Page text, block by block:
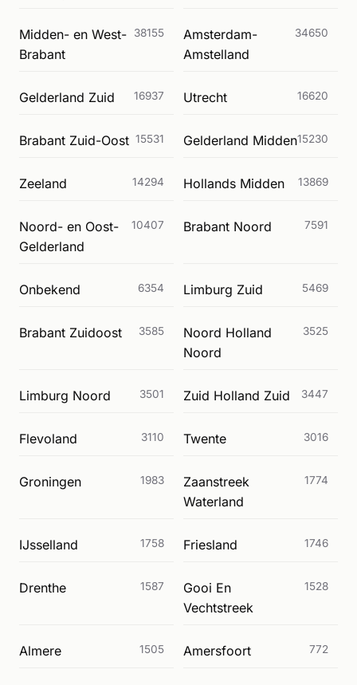
Midden- en West-
Brabant
38155
Amsterdam-
Amstelland
34650
Gelderland Zuid 16937 Utrecht 16620
Brabant Zuid-Oost 15531 Gelderland Midden15230
Zeeland 14294 Hollands Midden 13869
Noord- en Oost-
Gelderland
10407 Brabant Noord 7591
Onbekend 6354 Limburg Zuid 5469
Brabant Zuidoost 3585
Noord Holland
Noord
3525
Limburg Noord 3501 Zuid Holland Zuid 3447
Flevoland 3110 Twente 3016
Groningen 1983
Zaanstreek
Waterland
1774
IJsselland 1758 Friesland 1746
Drenthe 1587
Gooi En
Vechtstreek
1528
Almere 1505 Amersfoort 772